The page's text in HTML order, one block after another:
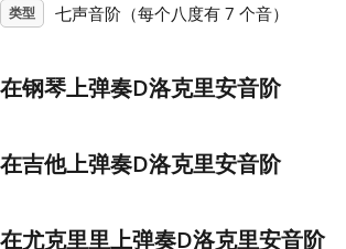
हिन्दी
Italiano
日本語
类型 七声音阶（每个八度有 7 个音）
在钢琴上弹奏D洛克里安音阶
在吉他上弹奏D洛克里安音阶
在尤克里里上弹奏D洛克里安音阶